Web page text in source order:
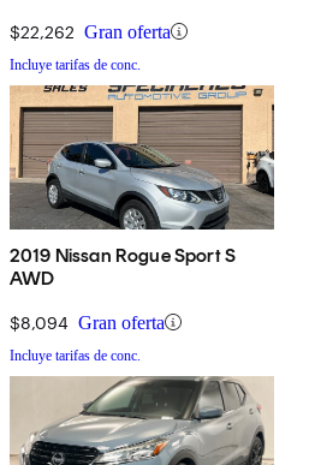
$22,262 Gran oferta
Incluye tarifas de conc.
2019 Nissan Rogue Sport S
AWD
$8,094 Gran oferta
Incluye tarifas de conc.